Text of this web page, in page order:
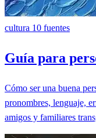
cultura 10 fuentes
Guía para
Cómo ser una buena
pronombres, lenguaje,
amigos y familiares